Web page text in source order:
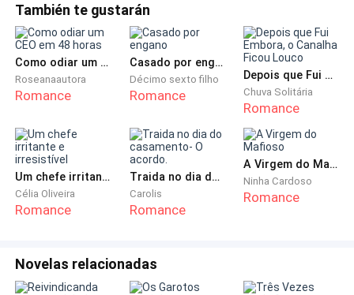
Éramos casados, mas em vez de dois, éramos três no
casamento. Ele, eu e o amor da vida dele. A mulher
que ele se recusou a esquecer durante nove longos
anos.
Lágrimas encheram meus olhos, mas eu engoli. Eu
estava cansada de chorar. Cansada de correr atrás de
um homem que não me queria.
“Alguém já te falou que é falta de educação ouvir as
conversas dos outros?”
meus pensamentos. Endireitei os ombros e entrei na
cozinha.
También te gustarán
Como odiar um CEO em 48 horas
Roseanaautora
Romance
Casado por engano
Décimo sexto filho
Romance
Depois que Fui Embora, o Canalha Ficou Louco
Chuva Solitária
Romance
Um chefe irritante e irresistível
Célia Oliveira
Romance
Traida no dia do casamento- O acordo.
Carolis
Romance
A Virgem do Mafioso
Ninha Cardoso
Romance
Novelas relacionadas